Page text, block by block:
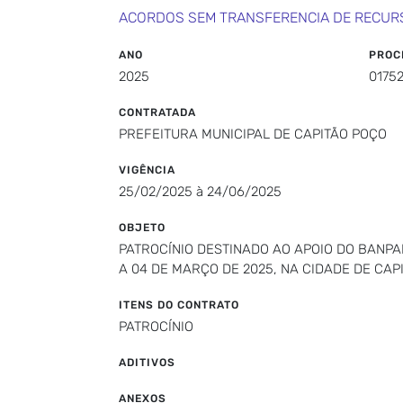
ACORDOS SEM TRANSFERENCIA DE
ANO
2025
CONTRATADA
PREFEITURA MUNICIPAL DE CAPITÃO POÇO
VIGÊNCIA
25/02/2025 à 24/06/2025
OBJETO
PATROCÍNIO DESTINADO AO APOIO DO
A 04 DE MARÇO DE 2025, NA CIDADE DE
ITENS DO CONTRATO
PATROCÍNIO
ADITIVOS
ANEXOS